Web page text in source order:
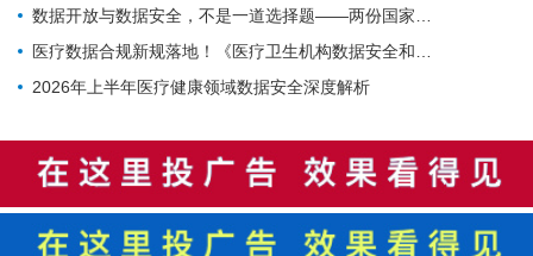
数据开放与数据安全，不是一道选择题——两份国家级文件背后的标准化逻辑
医疗数据合规新规落地！《医疗卫生机构数据安全和个人信息保护管理办法（试行）》核心解读与行动指南
2026年上半年医疗健康领域数据安全深度解析